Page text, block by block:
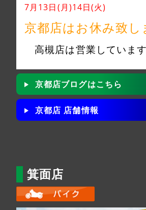
7月13日(月)14日(火)
京都店はお休み致し
高槻店は営業しています
京都店ブログはこちら
京都店 店舗情報
箕面店